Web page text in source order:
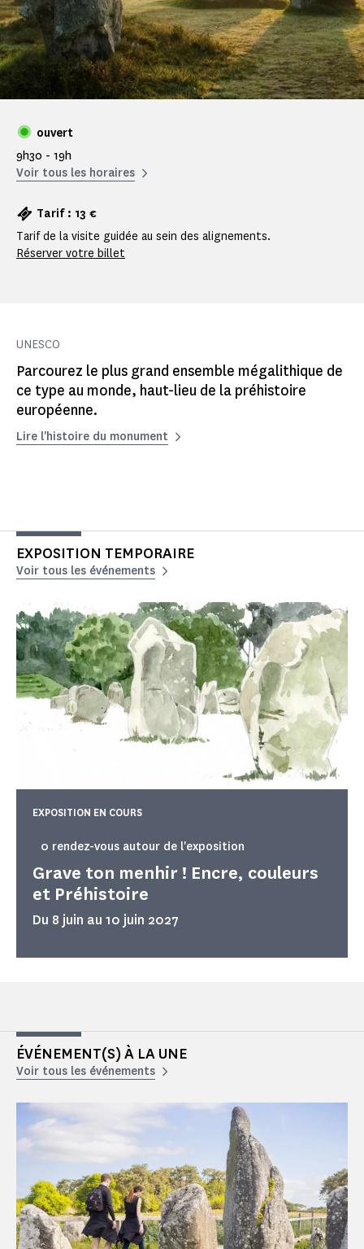
ouvert
9h30 - 19h
Voir tous les horaires
Tarif : 13 €
Tarif de la visite guidée au sein des alignements.
Réserver votre billet
UNESCO
Parcourez le plus grand ensemble mégalithique de
ce type au monde, haut-lieu de la préhistoire
européenne.
Lire l'histoire du monument
EXPOSITION TEMPORAIRE
Voir tous les événements
Grave ton menhir ! Encre, couleurs
et Préhistoire
0 rendez-vous autour de l'exposition
Du 8 juin au 10 juin 2027
EXPOSITION EN COURS
ÉVÉNEMENT(S) À LA UNE
Voir tous les événements